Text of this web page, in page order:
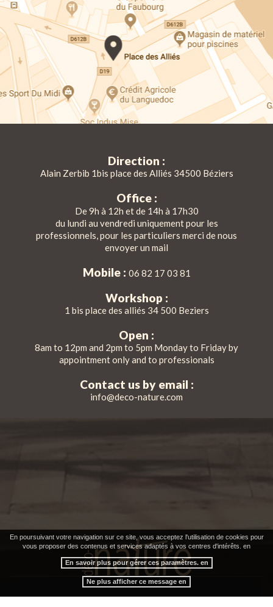
Direction :
Alain Zerbib 1bis place des Alliés 34500 Béziers
Office :
De 9h à 12h et de 14h à 17h30
du lundi au vendredi uniquement pour les
professionnels, pour les particuliers merci de nous
envoyer un mail
Mobile : 06 82 17 03 81
Workshop :
1 bis place des alliés 34 500 Beziers
Open :
8am to 12pm and 2pm to 5pm Monday to Friday by
appointment only and to professionals
Contact us by email :
info@deco-nature.com
En poursuivant votre navigation sur ce site, vous acceptez l'utilisation de cookies pour
vous proposer des contenus et services adaptés à vos centres d'intérêts. en
En savoir plus pour gérer ces paramètres. en